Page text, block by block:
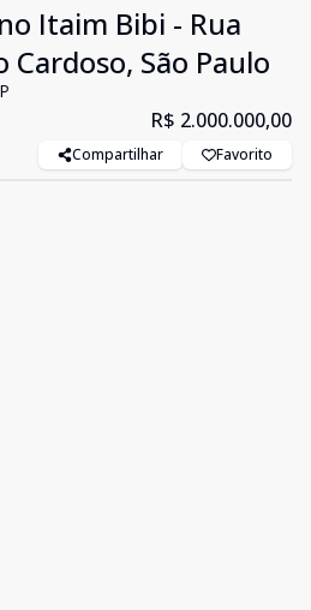
Itaim Bibi - Rua
São Paulo
R$ 2.000.000,00
Compartilhar Favorito